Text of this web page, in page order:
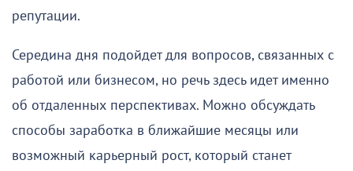
репутации.
Середина дня подойдет для вопросов, связанных с
работой или бизнесом, но речь здесь идет именно
об отдаленных перспективах. Можно обсуждать
способы заработка в ближайшие месяцы или
возможный карьерный рост, который станет